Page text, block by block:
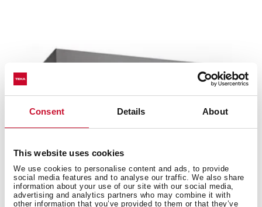
Consent Details About
This website uses cookies
We use cookies to personalise content and ads, to provide
social media features and to analyse our traffic. We also share
information about your use of our site with our social media,
advertising and analytics partners who may combine it with
other information that you’ve provided to them or that they’ve
TL 9310